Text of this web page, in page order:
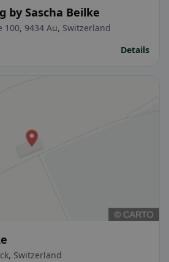
by Sascha Beilke
100, 9434 Au, Switzerland
Details
Switzerland